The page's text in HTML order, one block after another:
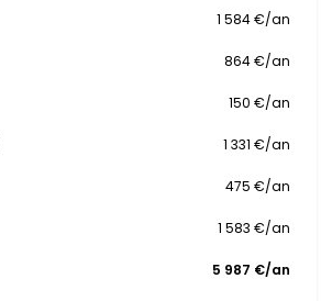
1 584 €/an
864 €/an
150 €/an
1 331 €/an
475 €/an
1 583 €/an
5 987 €/an